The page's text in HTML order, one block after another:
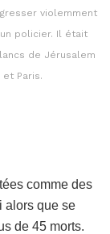
violemment
policier. Il était
de Jérusalem
Paris.
comme des
alors que se
de 45 morts.